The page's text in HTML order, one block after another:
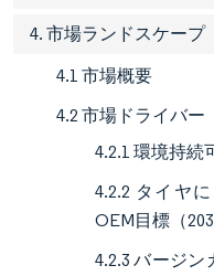
4. 市場ランドスケープ
4.1 市場概要
4.2 市場ドライバー
4.2.1 環境持続
4.2.2 タイヤ
OEM目標（
4.2.3 バージ